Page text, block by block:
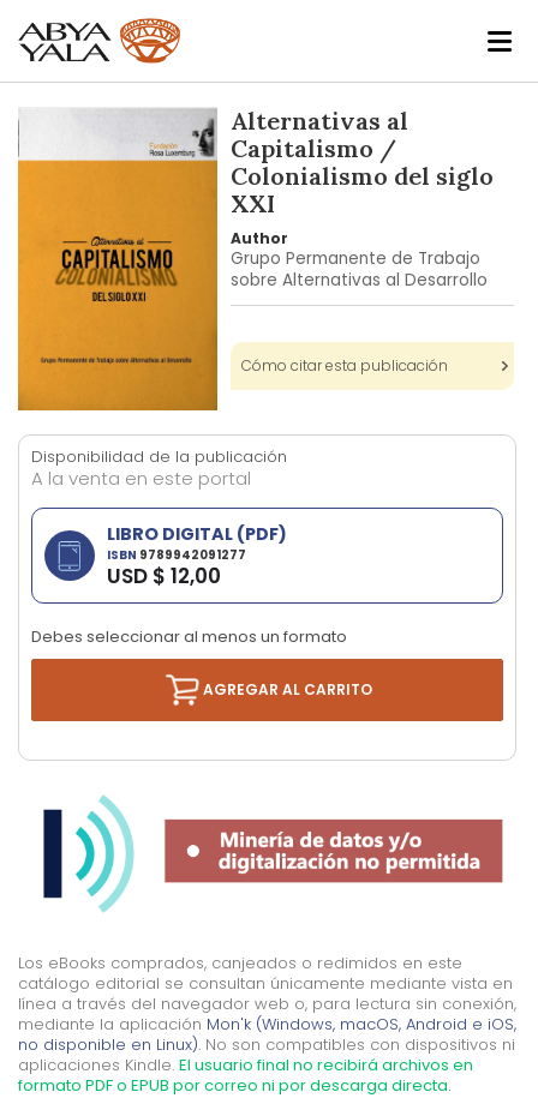
Skip
to
the
images
to
the
of
the
images
gallery
Alternativas al
Capitalismo /
Colonialismo del siglo
XXI
Author
Grupo Permanente de Trabajo
sobre Alternativas al Desarrollo
Cómo citar esta publicación
Disponibilidad de la publicación
A la venta en este portal
LIBRO DIGITAL (PDF)
ISBN 9789942091277
USD $ 12,00
Debes seleccionar al menos un formato
AGREGAR AL CARRITO
Los eBooks comprados, canjeados o redimidos en este
catálogo editorial se consultan únicamente mediante vista en
línea a través del navegador web o, para lectura sin conexión,
mediante la aplicación Mon'k (Windows, macOS, Android e iOS,
no disponible en Linux). No son compatibles con dispositivos ni
aplicaciones Kindle. El usuario final no recibirá archivos en
formato PDF o EPUB por correo ni por descarga directa.